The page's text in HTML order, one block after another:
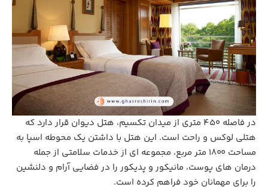
در فاصله 450 متری از میدان تکسیم، هتل دیوان قرار دارد که
هتلی لوکس و راحت است. این هتل با داشتن یک محوطه اسپا به
مساحت 1800 متر مربع، مجموعه ‌ای از خدمات سلامتی از جمله
درمان‌ های پوست، مانیکور و پدیکور را در فضایی آرام و دلنشین
را برای مهمانان خود فراهم کرده است.